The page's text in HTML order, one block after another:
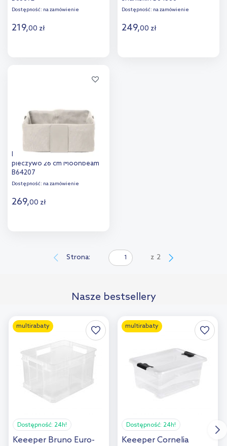
Dostępność: na zamówienie
219,00 zł
Dostępność: na zamówienie
249,00 zł
Blomus Desa koszyk na
pieczywo 26 cm Moonbeam
B64207
Dostępność: na zamówienie
269,00 zł
Strona: z 2
Nasze bestsellery
multirabaty
Dostępność: 24h!
Keeeper Bruno Euro-
multirabaty
Dostępność: 24h!
Keeeper Cornelia